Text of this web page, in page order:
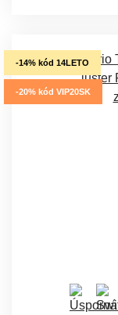
-14% kód 14LETO
-20% kód VIP20SK